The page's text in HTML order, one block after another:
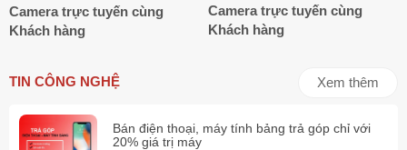
Camera trực tuyến cùng
Khách hàng
Camera trực tuyến cùng
Khách hàng
TIN CÔNG NGHỆ Xem thêm
Bán điện thoại, máy tính bảng trả góp chỉ với
20% giá trị máy